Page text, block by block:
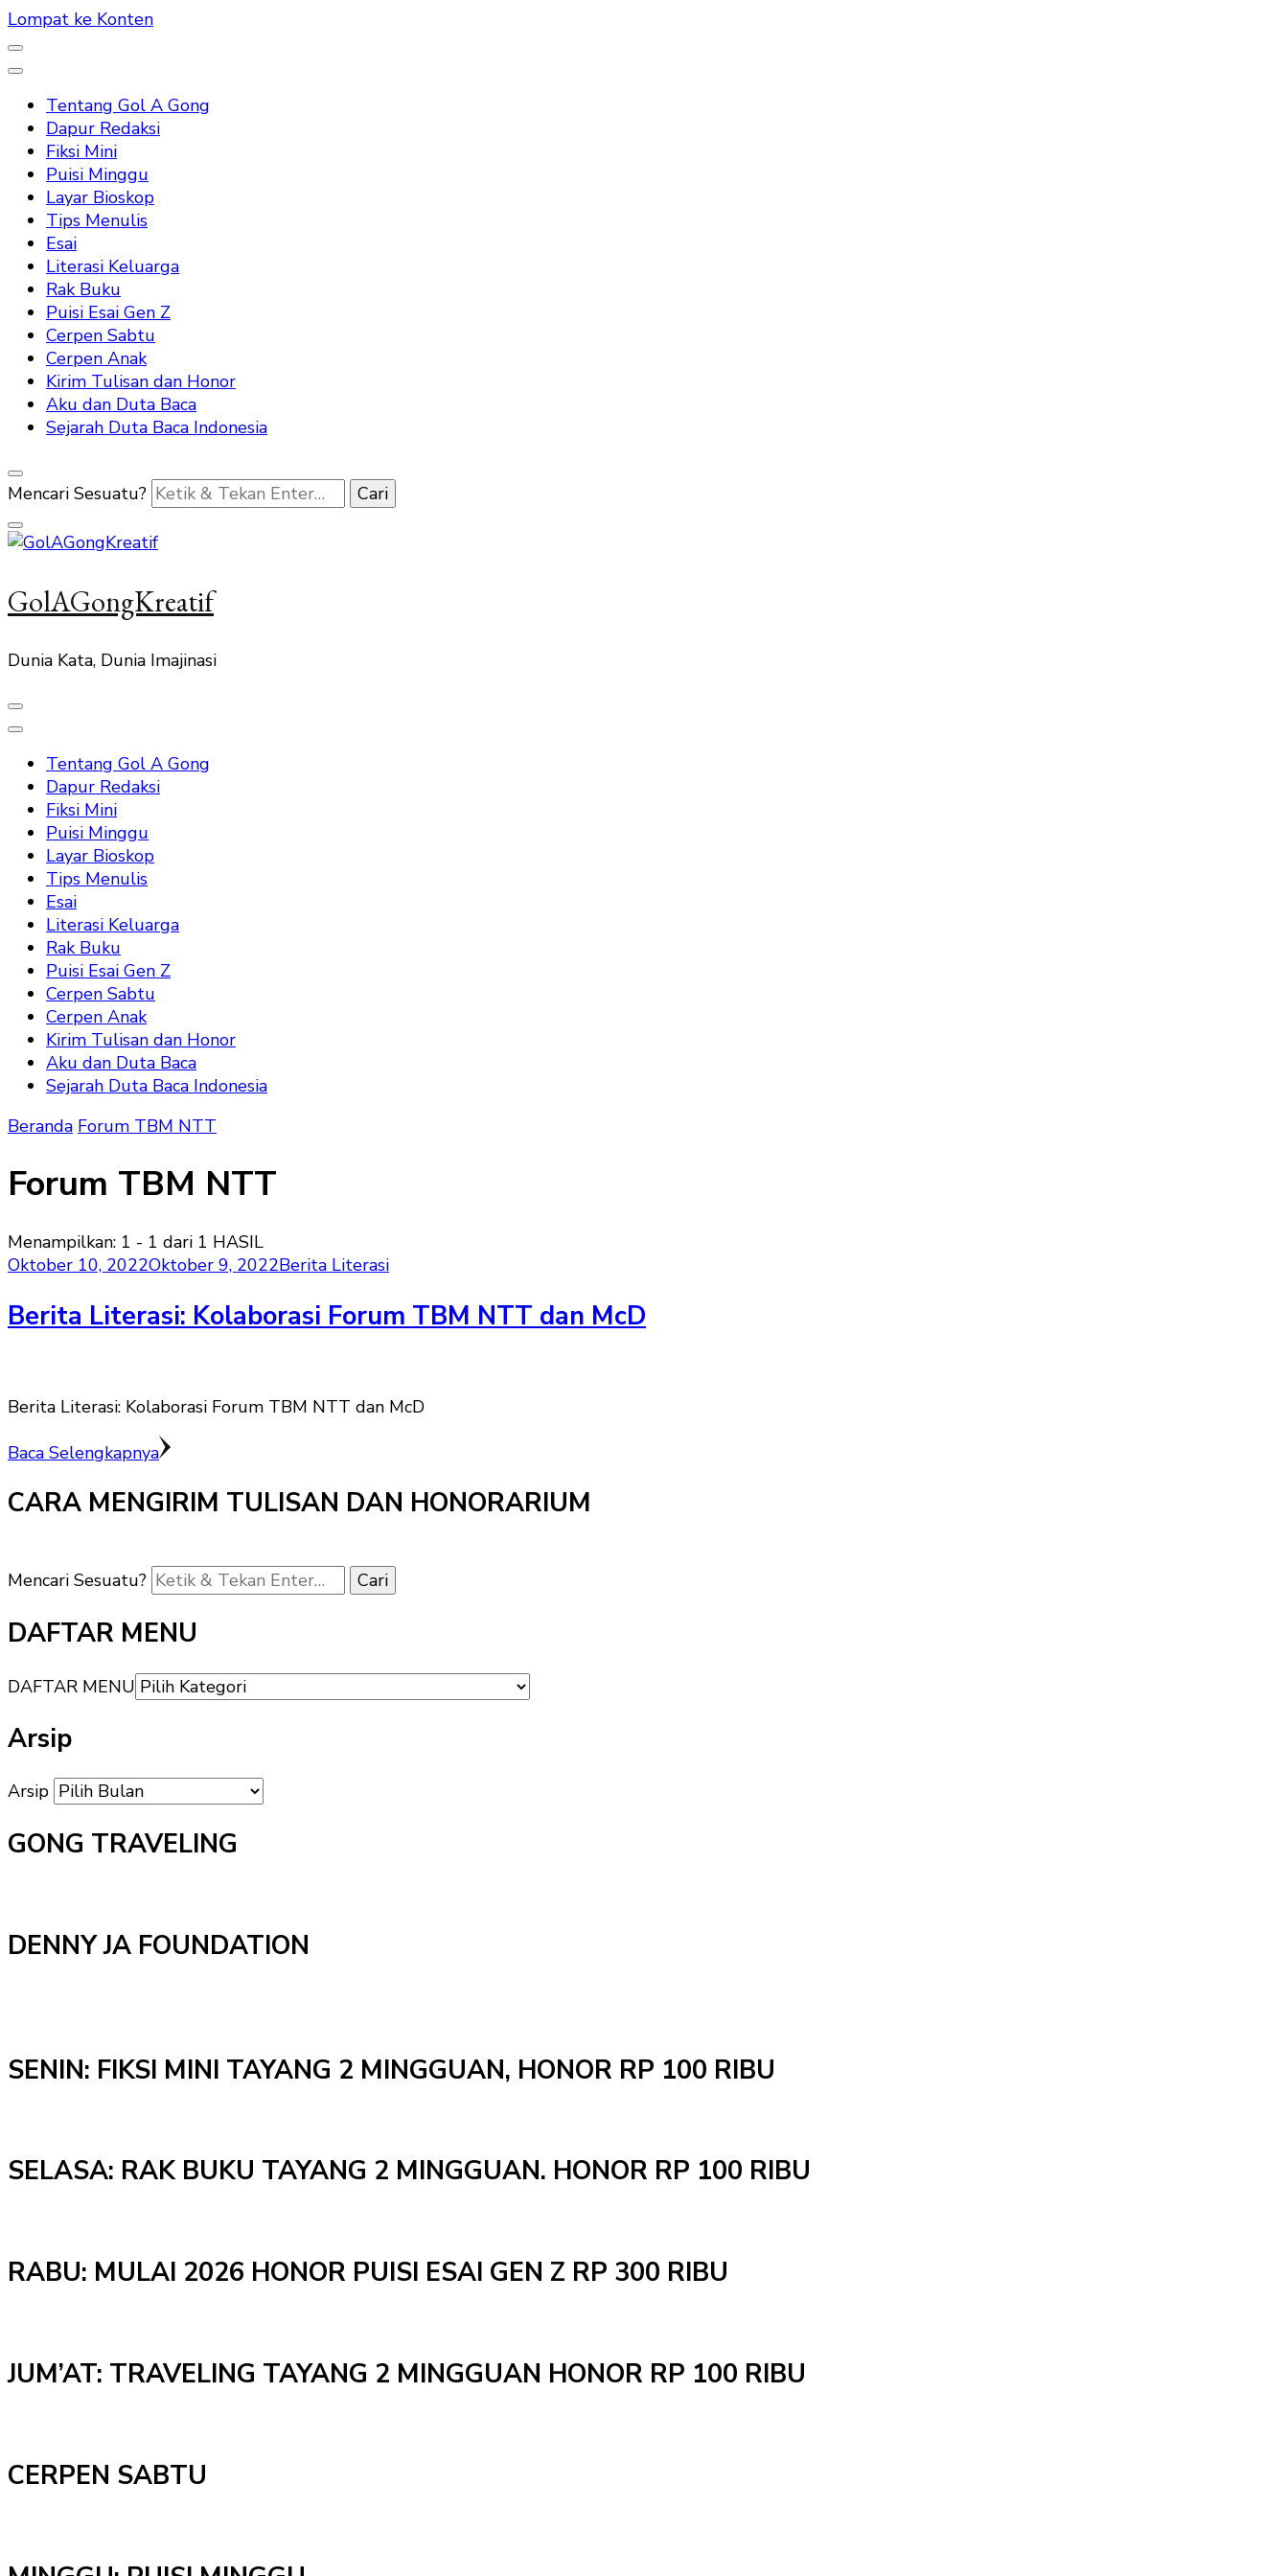
Lompat ke Konten
Tentang Gol A Gong
Dapur Redaksi
Fiksi Mini
Puisi Minggu
Layar Bioskop
Tips Menulis
Esai
Literasi Keluarga
Rak Buku
Puisi Esai Gen Z
Cerpen Sabtu
Cerpen Anak
Kirim Tulisan dan Honor
Aku dan Duta Baca
Sejarah Duta Baca Indonesia
Mencari Sesuatu?
GolAGongKreatif
Dunia Kata, Dunia Imajinasi
Tentang Gol A Gong
Dapur Redaksi
Fiksi Mini
Puisi Minggu
Layar Bioskop
Tips Menulis
Esai
Literasi Keluarga
Rak Buku
Puisi Esai Gen Z
Cerpen Sabtu
Cerpen Anak
Kirim Tulisan dan Honor
Aku dan Duta Baca
Sejarah Duta Baca Indonesia
Beranda Forum TBM NTT
Forum TBM NTT
Menampilkan: 1 - 1 dari 1 HASIL
Oktober 10, 2022Oktober 9, 2022Berita Literasi
Berita Literasi: Kolaborasi Forum TBM NTT dan McD
Berita Literasi: Kolaborasi Forum TBM NTT dan McD
Baca Selengkapnya
CARA MENGIRIM TULISAN DAN HONORARIUM
Mencari Sesuatu?
DAFTAR MENU
DAFTAR MENU
Arsip
Arsip
GONG TRAVELING
DENNY JA FOUNDATION
SENIN: FIKSI MINI TAYANG 2 MINGGUAN, HONOR RP 100 RIBU
SELASA: RAK BUKU TAYANG 2 MINGGUAN. HONOR RP 100 RIBU
RABU: MULAI 2026 HONOR PUISI ESAI GEN Z RP 300 RIBU
JUM’AT: TRAVELING TAYANG 2 MINGGUAN HONOR RP 100 RIBU
CERPEN SABTU